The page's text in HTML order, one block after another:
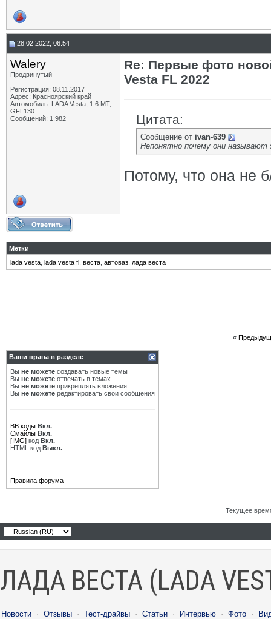
28.02.2022, 06:54
Walery
Продвинутый
Регистрация: 08.11.2017
Адрес: Красноярский край
Автомобиль: LADA Vesta, 1.6 МТ,
GFL130
Сообщений: 1,982
Re: Первые фото
Vesta FL 2022
Цитата:
Сообщение от ivan-639
Непонятно почему они
Потому, что она не
Метки
lada vesta lada vesta fl веста автоваз лада веста
«
Ваши права в разделе
Вы не можете создавать новые темы
Вы не можете отвечать в темах
Вы не можете прикреплять вложения
Вы не можете редактировать свои сообщения
BB коды Вкл.
Смайлы Вкл.
[IMG] код Вкл.
HTML код Выкл.
Правила форума
Текущее
ЛАДА ВЕСТА (LADA
Новости · Отзывы · Тест-драйвы · Статьи · Интервью · Фото ·